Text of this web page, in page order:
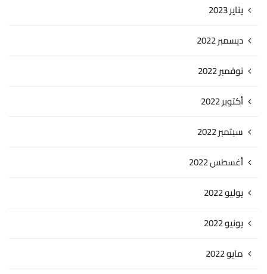
يناير 2023
ديسمبر 2022
نوفمبر 2022
أكتوبر 2022
سبتمبر 2022
أغسطس 2022
يوليو 2022
يونيو 2022
مايو 2022